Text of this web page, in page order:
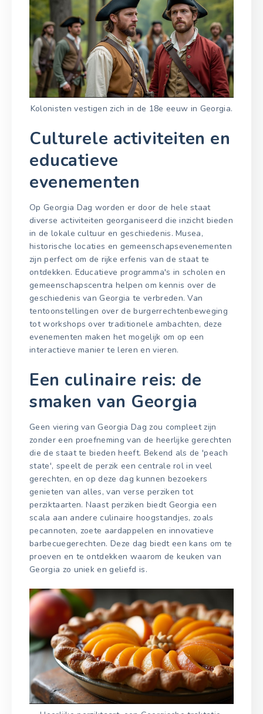
Kolonisten vestigen zich in de 18e eeuw in Georgia.
Culturele activiteiten en
educatieve
evenementen
Op Georgia Dag worden er door de hele staat
diverse activiteiten georganiseerd die inzicht bieden
in de lokale cultuur en geschiedenis. Musea,
historische locaties en gemeenschapsevenementen
zijn perfect om de rijke erfenis van de staat te
ontdekken. Educatieve programma's in scholen en
gemeenschapscentra helpen om kennis over de
geschiedenis van Georgia te verbreden. Van
tentoonstellingen over de burgerrechtenbeweging
tot workshops over traditionele ambachten, deze
evenementen maken het mogelijk om op een
interactieve manier te leren en vieren.
Een culinaire reis: de
smaken van Georgia
Geen viering van Georgia Dag zou compleet zijn
zonder een proefneming van de heerlijke gerechten
die de staat te bieden heeft. Bekend als de 'peach
state', speelt de perzik een centrale rol in veel
gerechten, en op deze dag kunnen bezoekers
genieten van alles, van verse perziken tot
perziktaarten. Naast perziken biedt Georgia een
scala aan andere culinaire hoogstandjes, zoals
pecannoten, zoete aardappelen en innovatieve
barbecuegerechten. Deze dag biedt een kans om te
proeven en te ontdekken waarom de keuken van
Georgia zo uniek en geliefd is.